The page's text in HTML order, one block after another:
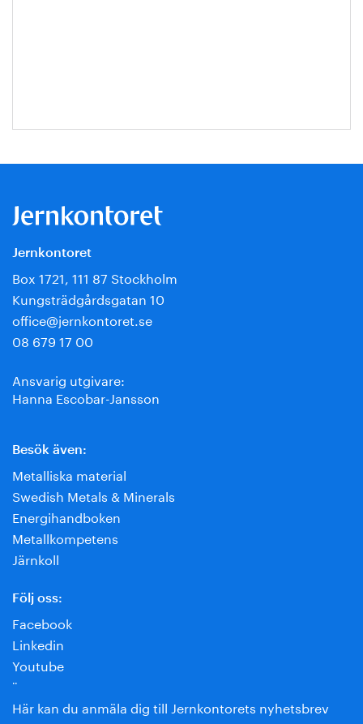
Jernkontoret
Box 1721, 111 87 Stockholm
Kungsträdgårdsgatan 10
office@jernkontoret.se
08 679 17 00
Ansvarig utgivare:
Hanna Escobar-Jansson
Besök även:
Metalliska material
Swedish Metals & Minerals
Energihandboken
Metallkompetens
Järnkoll
Följ oss:
Facebook
Linkedin
Youtube
¨
Här kan du anmäla dig till Jernkontorets nyhetsbrev